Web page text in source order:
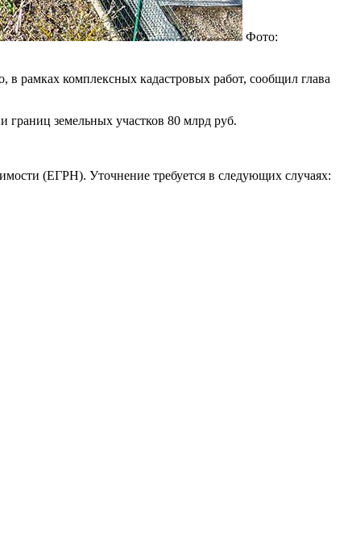
Фото:
рамках комплексных кадастровых работ, сообщил глава
границ земельных участков 80 млрд руб.
(ЕГРН). Уточнение требуется в следующих случаях: